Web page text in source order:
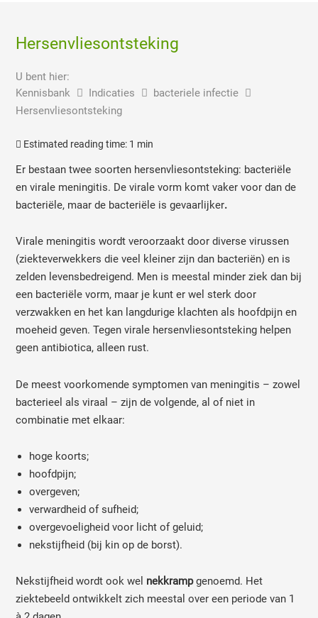
Hersenvliesontsteking
U bent hier:
Kennisbank
Indicaties
bacteriele infectie
Hersenvliesontsteking
Estimated reading time: 1 min
Er bestaan twee soorten hersenvliesontsteking: bacteriële
en virale meningitis. De virale vorm komt vaker voor dan de
bacteriële, maar de bacteriële is gevaarlijker.
Virale meningitis wordt veroorzaakt door diverse virussen
(ziekteverwekkers die veel kleiner zijn dan bacteriën) en is
zelden levensbedreigend. Men is meestal minder ziek dan bij
een bacteriële vorm, maar je kunt er wel sterk door
verzwakken en het kan langdurige klachten als hoofdpijn en
moeheid geven. Tegen virale hersenvliesontsteking helpen
geen antibiotica, alleen rust.
De meest voorkomende symptomen van meningitis – zowel
bacterieel als viraal – zijn de volgende, al of niet in
combinatie met elkaar:
hoge koorts;
hoofdpijn;
overgeven;
verwardheid of sufheid;
overgevoeligheid voor licht of geluid;
nekstijfheid (bij kin op de borst).
Nekstijfheid wordt ook wel nekkrampgenoemd. Het
ziektebeeld ontwikkelt zich meestal over een periode van 1